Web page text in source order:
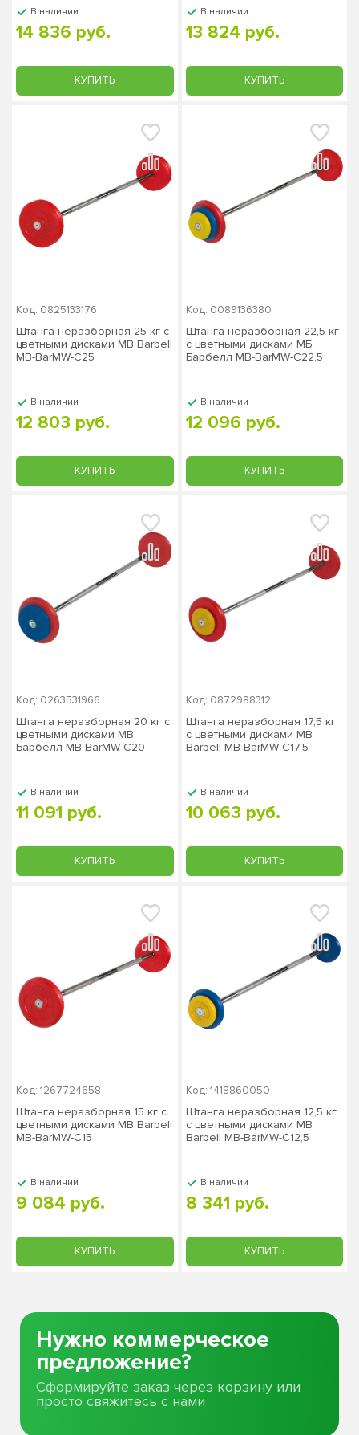
В наличии
14 836 руб.
КУПИТЬ
В наличии
13 824 руб.
КУПИТЬ
Код: 0825133176
Штанга неразборная 25 кг с
цветными дисками MB Barbell
MB-BarMW-C25
В наличии
12 803 руб.
КУПИТЬ
Код: 0089136380
Штанга неразборная 22,5 кг
с цветными дисками МБ
Барбелл МВ-BarMW-C22,5
В наличии
12 096 руб.
КУПИТЬ
Код: 0263531966
Штанга неразборная 20 кг с
цветными дисками MB
Барбелл МВ-BarMW-C20
В наличии
11 091 руб.
КУПИТЬ
Код: 0872988312
Штанга неразборная 17,5 кг
с цветными дисками MB
Barbell MB-BarMW-C17,5
В наличии
10 063 руб.
КУПИТЬ
Код: 1267724658
Штанга неразборная 15 кг с
цветными дисками MB Barbell
MB-BarMW-C15
В наличии
9 084 руб.
КУПИТЬ
Код: 1418860050
Штанга неразборная 12,5 кг
с цветными дисками MB
Barbell MB-BarMW-C12,5
В наличии
8 341 руб.
КУПИТЬ
Нужно коммерческое
предложение?
Сформируйте заказ через корзину или
просто свяжитесь с нами